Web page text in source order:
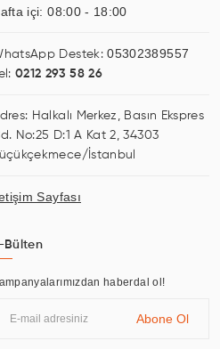
içi: 08:00 - 18:00
Destek:05302389557
0212 293 58 26
Halkalı Merkez, Basın Ekspres
No:25 D:1 A Kat 2, 34303
İstanbul
Sayfası
Bülten
haberdal ol!
Abone Ol